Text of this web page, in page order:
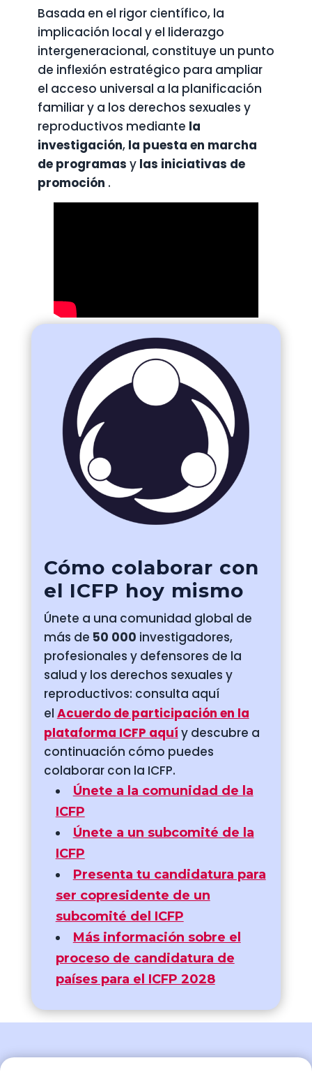
Basada en el rigor científico, la
implicación local y el liderazgo
intergeneracional, constituye un punto
de inflexión estratégico para ampliar
el acceso universal a la planificación
familiar y a los derechos sexuales y
reproductivos mediante la
investigación, la puesta en marcha
de programas y las iniciativas de
promoción .
Cómo colaborar con
el ICFP hoy mismo
Únete a una comunidad global de
más de 50 000 investigadores,
profesionales y defensores de la
salud y los derechos sexuales y
reproductivos: consulta aquí
el Acuerdo de participación en la
plataforma ICFP aquí y descubre a
continuación cómo puedes
colaborar con la ICFP.
Únete a la comunidad de la
ICFP
Únete a un subcomité de la
ICFP
Presenta tu candidatura para
ser copresidente de un
subcomité del ICFP
Más información sobre el
proceso de candidatura de
países para el ICFP 2028